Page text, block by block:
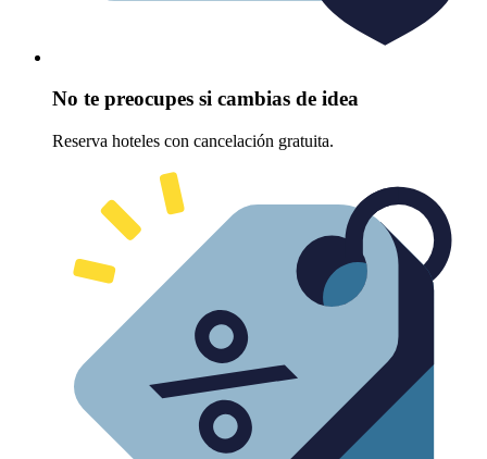
No te preocupes si cambias de idea
Reserva hoteles con cancelación gratuita.